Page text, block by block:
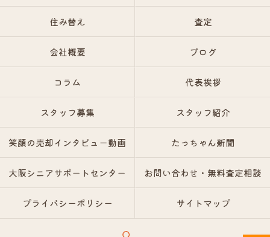
住み替え 査定
会社概要 ブログ
コラム 代表挨拶
スタッフ募集 スタッフ紹介
笑顔の売却インタビュー動画 たっちゃん新聞
大阪シニアサポートセンター お問い合わせ・無料査定相談
プライバシーポリシー サイトマップ